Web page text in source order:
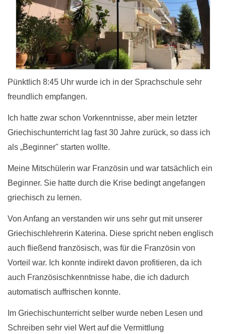
Pünktlich 8:45 Uhr wurde ich in der Sprachschule sehr
freundlich empfangen.
Ich hatte zwar schon Vorkenntnisse, aber mein letzter
Griechischunterricht lag fast 30 Jahre zurück, so dass ich
als „Beginner" starten wollte.
Meine Mitschülerin war Französin und war tatsächlich ein
Beginner. Sie hatte durch die Krise bedingt angefangen
griechisch zu lernen.
Von Anfang an verstanden wir uns sehr gut mit unserer
Griechischlehrerin Katerina. Diese spricht neben englisch
auch fließend französisch, was für die Französin von
Vorteil war. Ich konnte indirekt davon profitieren, da ich
auch Französischkenntnisse habe, die ich dadurch
automatisch auffrischen konnte.
Im Griechischunterricht selber wurde neben Lesen und
Schreiben sehr viel Wert auf die Vermittlung